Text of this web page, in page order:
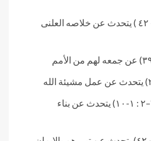
( لو ٤ : ٣٨- ٤٢ ) يتحدث عن خلاصه العلنى
( ١بط١: ٢٥–٢ : ١-١٠) يتحدث عن بناء